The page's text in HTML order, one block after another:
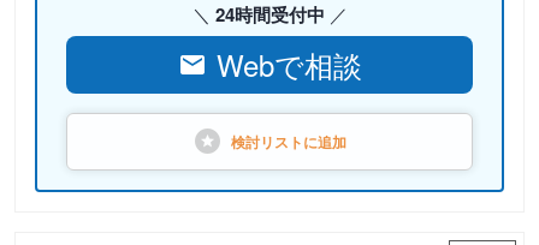
24時間受付中
Webで相談
検討リストに追加